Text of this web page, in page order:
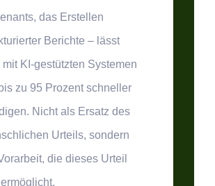
das Erstellen
Berichte – lässt
mit KI-gestützten Systemen
zu 95 Prozent schneller
Nicht als Ersatz des
Urteils, sondern
die dieses Urteil